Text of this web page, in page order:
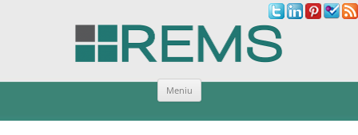
Meniu
Sari
conținut